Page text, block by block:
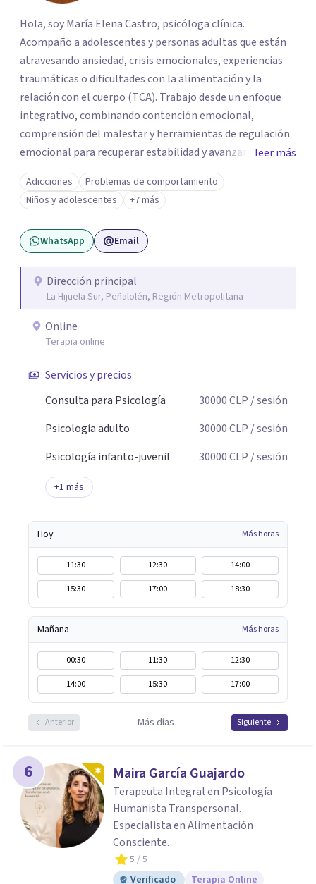
Hola, soy María Elena Castro, psicóloga clínica.
Acompaño a adolescentes y personas adultas que están
atravesando ansiedad, crisis emocionales, experiencias
traumáticas o dificultades con la alimentación y la
relación con el cuerpo (TCA). Trabajo desde un enfoque
integrativo, combinando contención emocional,
comprensión del malestar y herramientas de regulación
emocional para recuperar estabilidad y avanzar con
mayor claridad. Tengo experiencia en intervención en
crisis y evaluación de riesgo cuando corresponde,
cuidando siempre un encuadre seguro, respetuoso y a tu
ritmo. Atiendo principalmente en modalidad online y
también presencial en Santiago, según disponibilidad.
leer más
Adicciones
Problemas de comportamiento
Niños y adolescentes
+7 más
WhatsApp Email
Dirección principal
La Hijuela Sur, Peñalolén, Región Metropolitana
Online
Terapia online
Servicios y precios
Consulta para Psicología
30000CLP / sesión
Psicología adulto
30000CLP / sesión
Psicología infanto-juvenil
30000CLP / sesión
+1 más
Hoy Más horas
11:30 12:30
14:00
15:30
17:00 18:30
Mañana Más horas
00:30 11:30
12:30
14:00
15:30 17:00
Anterior Más días Siguiente
6 Maira García Guajardo
Terapeuta Integral en Psicología
Humanista Transpersonal.
Especialista en Alimentación
Consciente.
5 / 5
Verificado
Terapia Online